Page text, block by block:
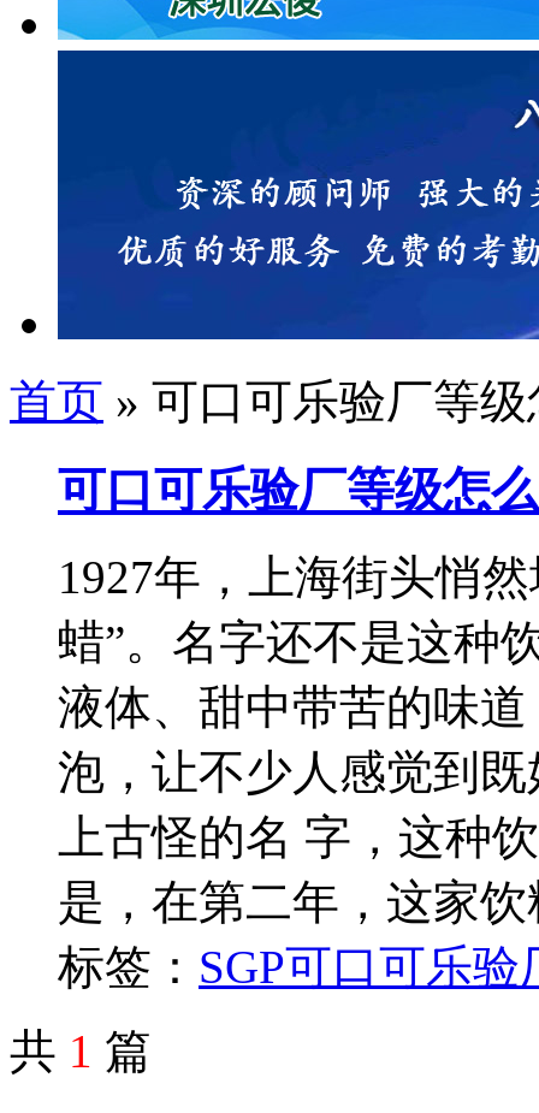
首页 » 可口可乐验厂等
可口可乐验厂等级怎
1927年，上海街头悄
蜡”。名字还不是这种
液体、甜中带苦的味
泡，让不少人感觉到
上古怪的名 字，这种
是，在第二年，这家
标签： SGP可口可乐验
共 1 篇